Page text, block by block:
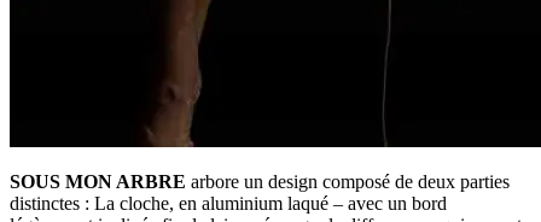
SOUS MON ARBRE arbore un design composé de deux parties
distinctes : La cloche, en aluminium laqué – avec un bord